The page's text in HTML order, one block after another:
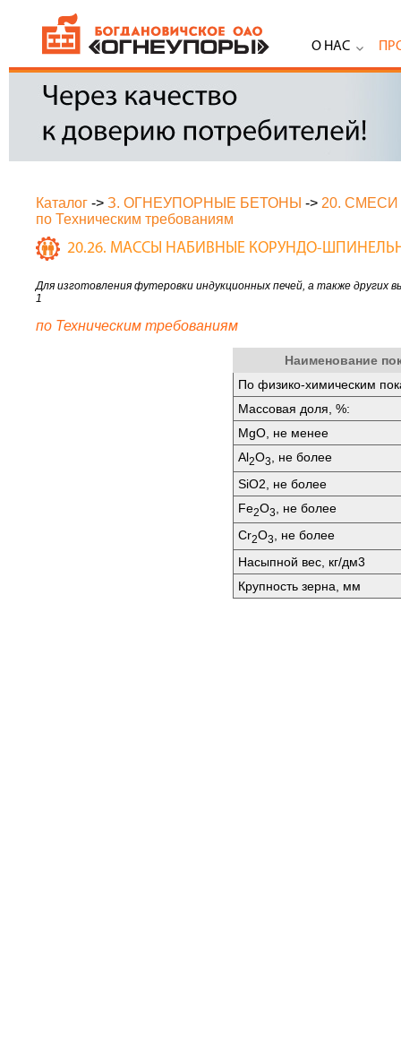
О НАС
Каталог -> З. ОГНЕУПОРНЫЕ БЕТОНЫ -> 20.
по Техническим требованиям
20.26. МАССЫ НАБИВНЫЕ КОРУНДО-
Для изготовления футеровки индукционных печей, а также
1
по Техническим требованиям
Наименование
По физико-химическим
Массовая доля, %:
MgO, не менее
Аl2O3
, не более
SiО2, не более
Fе2O3
, не более
Сr2O3
, не более
Насыпной вес, кг/дм3
Крупность зерна, мм